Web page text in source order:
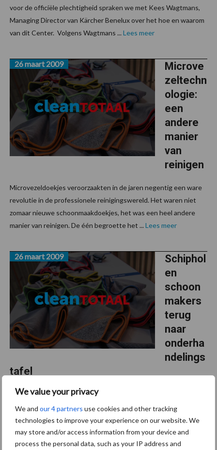
We value your privacy
We and our 4 partners use cookies and other tracking
technologies to improve your experience on our website. We
may store and/or access information from your device and
process the personal data, such as your IP address and
voor de officiële plechtigheid spraken we met Kees Wagtmans,
Managing Director van Kärcher Benelux over het hoe en waarom
van dit Center. Volgens Wagtmans ...Lees meer
Microve
zeltechn
ologie:
een
andere
manier
van
reinigen
26 maart 2009
Microvezeldoekjes veroorzaakten in de jaren negentig een ware
revolutie in de professionele reinigingswereld. Het waren niet
zomaar nieuwe schoonmaakdoekjes, het was een heel andere
manier van reinigen. De één begroette het ...Lees meer
Schiphol
en
schoon
makers
terug
naar
onderha
ndelings
tafel
26 maart 2009
De staking van 600 schoonmakers op Schiphol gaat voorlopig niet
door. FNV Bondgenoten en Schiphol gaan terug naar de
onderhandelingstafel. Dit op voorstel van de rechter in een kort
geding van schoonmaakbedrijven tegen de staking. ...Lees meer